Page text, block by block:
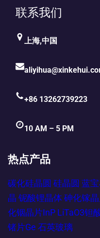
联系我们
上海,中国
+86 13262739223
10 AM – 5 PM
热点产品
碳化硅晶圆 硅晶圆 蓝
晶 铌酸锂晶体 砷化镓
化铟晶片InP LiTaO3钽
锗片Ge 石英玻璃